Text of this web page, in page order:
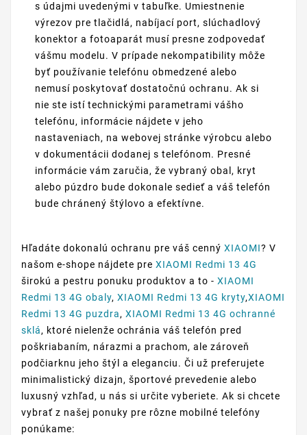
s údajmi uvedenými v tabuľke. Umiestnenie
výrezov pre tlačidlá, nabíjací port, slúchadlový
konektor a fotoaparát musí presne zodpovedať
vášmu modelu. V prípade nekompatibility môže
byť používanie telefónu obmedzené alebo
nemusí poskytovať dostatočnú ochranu. Ak si
nie ste istí technickými parametrami vášho
telefónu, informácie nájdete v jeho
nastaveniach, na webovej stránke výrobcu alebo
v dokumentácii dodanej s telefónom. Presné
informácie vám zaručia, že vybraný obal, kryt
alebo púzdro bude dokonale sedieť a váš telefón
bude chránený štýlovo a efektívne.
Hľadáte dokonalú ochranu pre váš cenný XIAOMI? V
našom e-shope nájdete pre XIAOMI Redmi 13 4G
širokú a pestru ponuku produktov a to - XIAOMI
Redmi 13 4G obaly, XIAOMI Redmi 13 4G kryty,XIAOMI
Redmi 13 4G puzdra, XIAOMI Redmi 13 4G ochranné
sklá, ktoré nielenže ochránia váš telefón pred
poškriabaním, nárazmi a prachom, ale zároveň
podčiarknu jeho štýl a eleganciu. Či už preferujete
minimalistický dizajn, športové prevedenie alebo
luxusný vzhľad, u nás si určite vyberiete. Ak si chcete
vybrať z našej ponuky pre rôzne mobilné telefóny
ponúkame: